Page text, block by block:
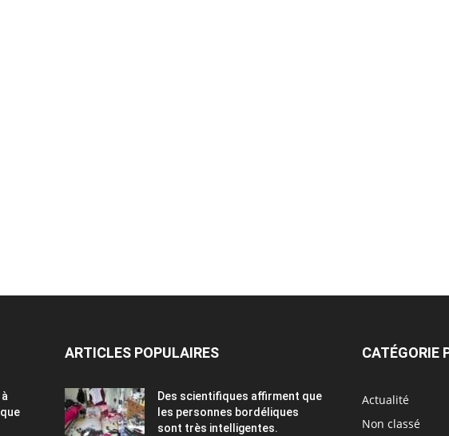
ARTICLES POPULAIRES
Des scientifiques affirment que
les personnes bordéliques
sont très intelligentes.
CATÉGORIE
Actualité
Non classé